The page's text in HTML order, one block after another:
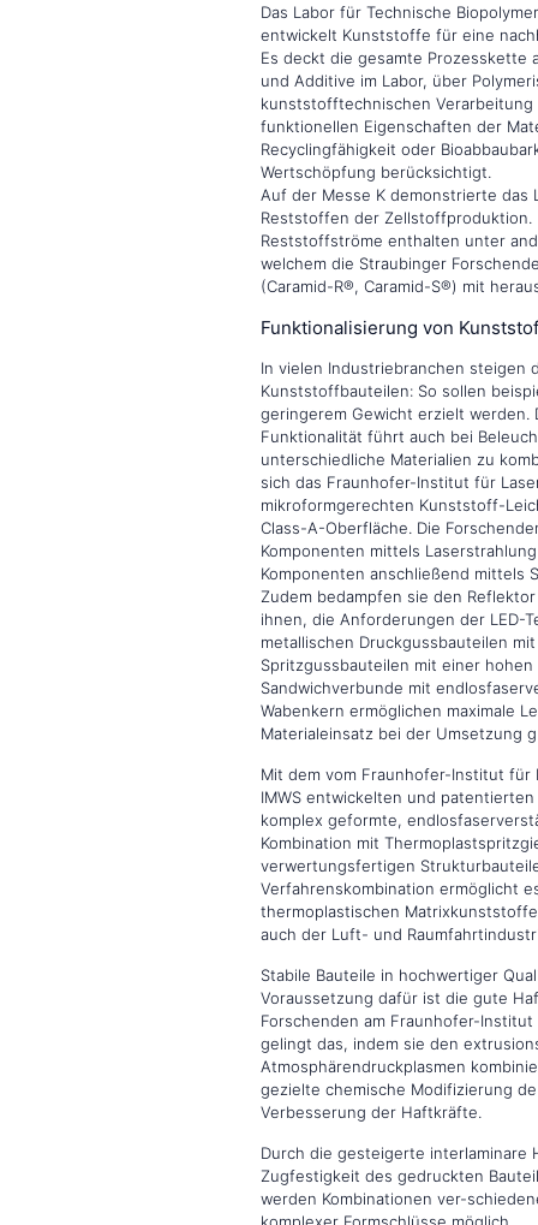
Das Labor für Technische
entwickelt Kunststoffe für eine
Es deckt die gesamte Prozesskette
und Additive im Labor, über
kunststofftechnischen Verarbeitung
funktionellen Eigenschaften der
Recyclingfähigkeit oder
Wertschöpfung berücksichtigt.
Auf der Messe K demonstrierte das
Reststoffen der Zellstoffproduktion.
Reststoffströme enthalten unter
welchem die Straubinger
(Caramid-R®, Caramid-S®) mit
Funktionalisierung von
In vielen Industriebranchen steigen
Kunststoffbauteilen: So sollen
geringerem Gewicht erzielt
Funktionalität führt auch bei
unterschiedliche Materialien zu
sich das Fraunhofer-Institut für
mikroformgerechten Kunststoff-
Class-A-Oberfläche. Die
Komponenten mittels
Komponenten anschließend mittels
Zudem bedampfen sie den
ihnen, die Anforderungen der LED-
metallischen Druckgussbauteilen
Spritzgussbauteilen mit einer
Sandwichverbunde mit
Wabenkern ermöglichen maximale
Materialeinsatz bei der Umsetzung
Mit dem vom Fraunhofer-Institut
IMWS entwickelten und
komplex geformte,
Kombination mit
verwertungsfertigen
Verfahrenskombination ermöglicht
thermoplastischen
auch der Luft- und
Stabile Bauteile in hochwertiger
Voraussetzung dafür ist die gute
Forschenden am Fraunhofer-
gelingt das, indem sie den
Atmosphärendruckplasmen
gezielte chemische Modifizierung
Verbesserung der Haftkräfte.
Durch die gesteigerte interlaminare
Zugfestigkeit des gedruckten
werden Kombinationen ver-